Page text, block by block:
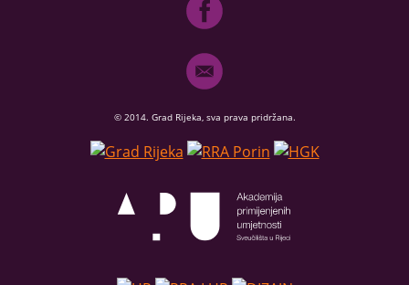
© 2014. Grad Rijeka, sva prava pridržana.